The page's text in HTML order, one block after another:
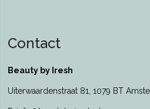
Contact
Beauty by Iresh
Uiterwaardenstraat 81, 1079 BT